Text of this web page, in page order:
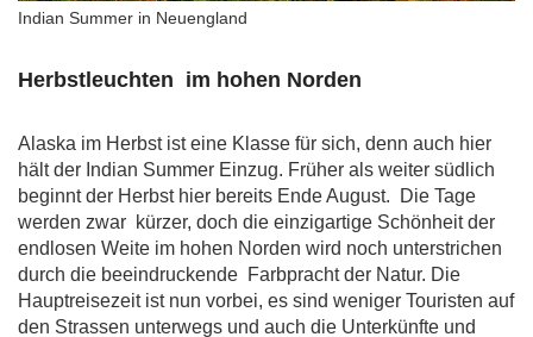
Indian Summer in Neuengland
Herbstleuchten im hohen Norden
Alaska im Herbst ist eine Klasse für sich, denn auch hier
hält der Indian Summer Einzug. Früher als weiter südlich
beginnt der Herbst hier bereits Ende August. Die Tage
werden zwar kürzer, doch die einzigartige Schönheit der
endlosen Weite im hohen Norden wird noch unterstrichen
durch die beeindruckende Farbpracht der Natur. Die
Hauptreisezeit ist nun vorbei, es sind weniger Touristen auf
den Strassen unterwegs und auch die Unterkünfte und